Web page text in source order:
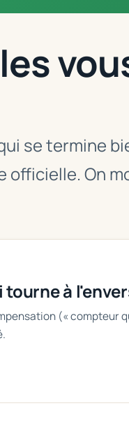
se termine
officielle. On
à
(« compteur